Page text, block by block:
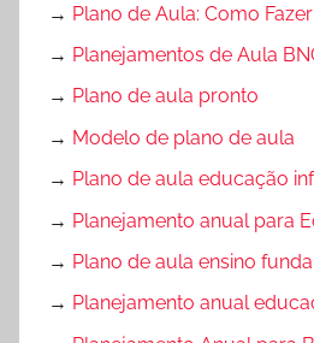
→ Plano de Aula: Como
→ Planejamentos de Aula
→ Plano de aula pronto
→ Modelo de plano de aula
→ Plano de aula educação
→ Planejamento anual para
→ Plano de aula ensino
→ Planejamento anual